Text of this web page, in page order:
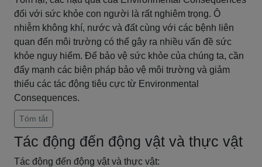
đối với sức khỏe con người là rất nghiêm trọng. Ô
nhiễm không khí, nước và đất cùng với các bệnh liên
quan đến môi trường có thể gây ra nhiều vấn đề sức
khỏe nguy hiểm. Để bảo vệ sức khỏe của chúng ta, cần
đẩy mạnh các biện pháp bảo vệ môi trường và giảm
thiểu các tác động tiêu cực từ Environmental
Consequences.
Tóm tắt
Tác động đến động vật và thực vật
Tác động đến động vật và thực vật: